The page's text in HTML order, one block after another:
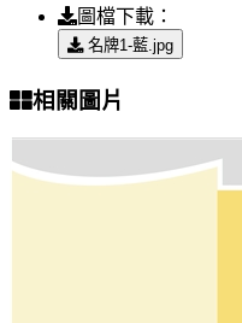
圖檔下載：
名牌1-藍.jpg
相關圖片